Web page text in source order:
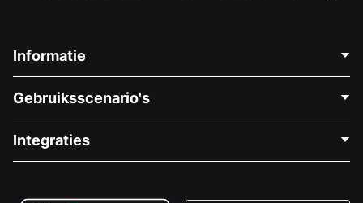
Informatie
Over Ons
Vacatures
Gebruiksscenario's
Medische Fondsenwerving
Integraties